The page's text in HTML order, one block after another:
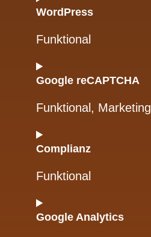
WordPress
Funktional
Google reCAPTCHA
Funktional, Marketing
Complianz
Funktional
Google Analytics